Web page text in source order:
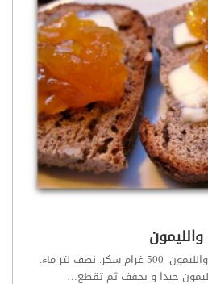
المقادير: 1 كيلوغرام برتقال والليمون. 500 غرام سكر. نصف لتر ماء.
جيدا و يجفف ثم تقطع…